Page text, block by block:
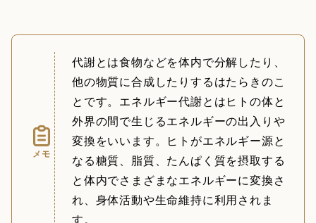
メモ
代謝とは食物などを体内で分解したり、
他の物質に合成したりするはたらきのこ
とです。エネルギー代謝とはヒトの体と
外界の間で生じるエネルギーの出入りや
変換をいいます。ヒトがエネルギー源と
なる糖質、脂質、たんぱく質を摂取する
と体内でさまざまなエネルギーに変換さ
れ、身体活動や生命維持に利用されま
す。